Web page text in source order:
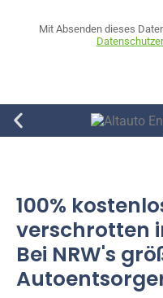
Mit Absenden dieses
100%
verschrotten
Bei NRW's